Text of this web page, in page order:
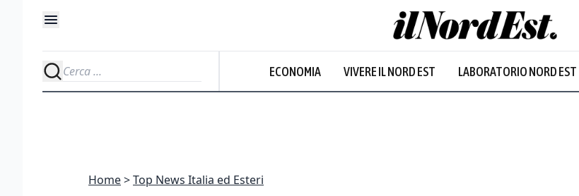
ECONOMIA VIVERE IL NORD EST LABORATORIO NORD EST
Home Top News Italia ed Esteri